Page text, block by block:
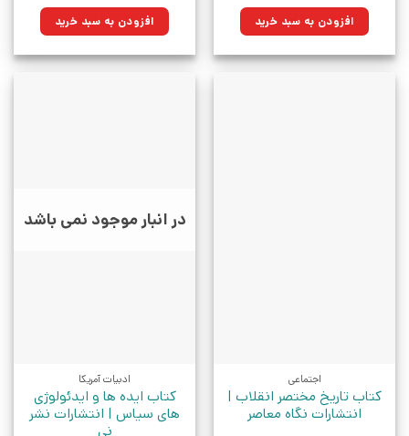
۷۴۵,۰۰۰تومان
بود.
۵۳۲,۶۷۵تومان. افزودن به سبد خرید ۴۰۰,۰۰۰تومان
بود.
۲۸۶,۰۰۰تومان.افزودن به سبد خرید
اجتماعی
کتاب تاریخ مختصر انقلاب |
انتشارات نگاه معاصر
در انبار موجود نمی باشد
ادبیات آمریکا
کتاب ایده‌ ها و ایدئولوژی‌
های سیاس | انتشارات نشر
نی